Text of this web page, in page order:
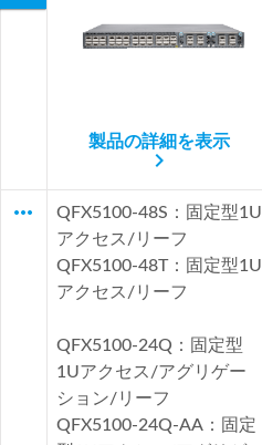
製品の詳細を表示
navigate_next
more_horiz
QFX5100-48S：固定型1U
アクセス/リーフ
QFX5100-48T：固定型1U
アクセス/リーフ
QFX5100-24Q：固定型
1Uアクセス/アグリゲー
ション/リーフ
QFX5100-24Q-AA：固定